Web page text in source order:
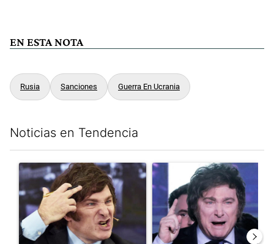
EN ESTA NOTA
Rusia Sanciones Guerra En Ucrania
Noticias en Tendencia
Un artículo de tendencia con el título "Yo, Milei" con 3
Un artículo de tendencia con